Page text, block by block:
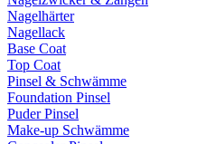
Nagelhärter
Nagellack
Base Coat
Top Coat
Pinsel & Schwämme
Foundation Pinsel
Puder Pinsel
Make-up Schwämme